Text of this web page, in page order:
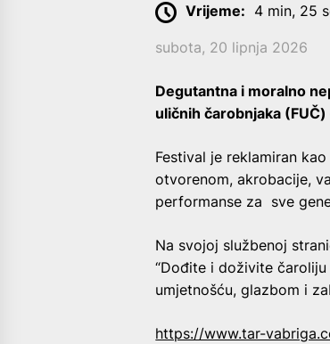
Vrijeme: 4 min, 25
subota, 20 lipnja 2026
Degutantna i moralno
uličnih čarobnjaka (FUČ)
Festival je reklamiran
otvorenom, akrobacije,
performanse za sve
Na svojoj službenoj
“Dođite i doživite
umjetnošću, glazbom i
https://www.tar-